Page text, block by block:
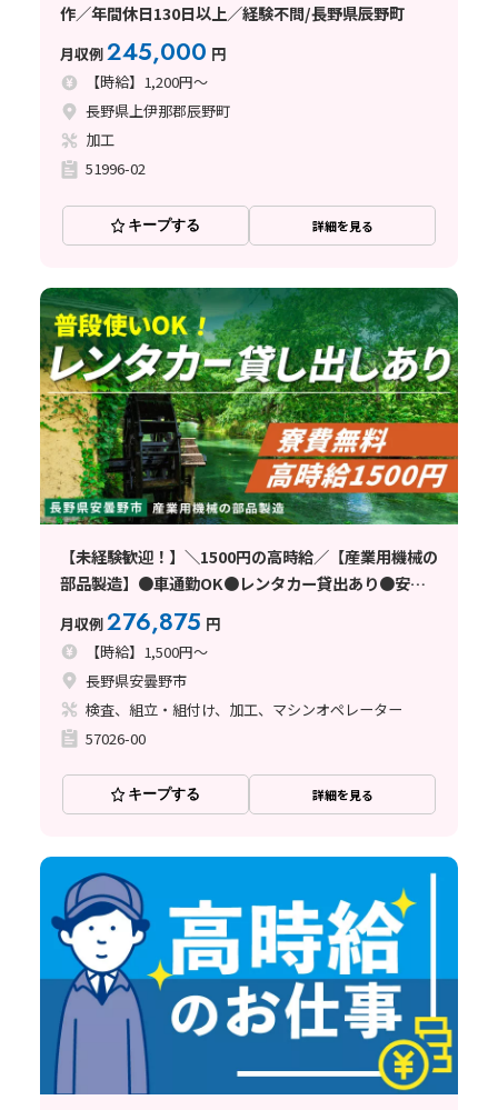
作／年間休日130日以上／経験不問/長野県辰野町
月収例245,000 円
【時給】1,200円～
長野県上伊那郡辰野町
加工
51996-02
キープする 詳細を見る
【未経験歓迎！】＼1500円の高時給／【産業用機械の
部品製造】●車通勤OK●レンタカー貸出あり●安曇
月収例276,875 円
【時給】1,500円～
長野県安曇野市
検査、組立・組付け、加工、マシンオペレーター
57026-00
キープする 詳細を見る